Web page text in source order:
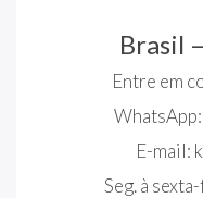
Brasil
Entre em
E-mail:
Seg. à